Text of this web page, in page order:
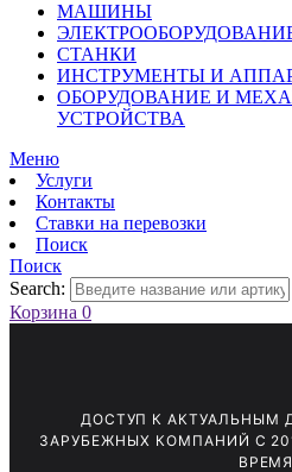
МАШИНЫ
СТАНКИ
ИНСТРУМЕНТЫ И
ОБОРУДОВАНИЕ И
УСТРОЙСТВА
Меню
Услуги
Контакты
Ставки на перевозки
Поиск
Поиск
Search:
Корзина 0
ДОСТУП К АКТУАЛЬНЫМ
ЗАРУБЕЖНЫХ КОМПАНИЙ С
ВРЕМЯ